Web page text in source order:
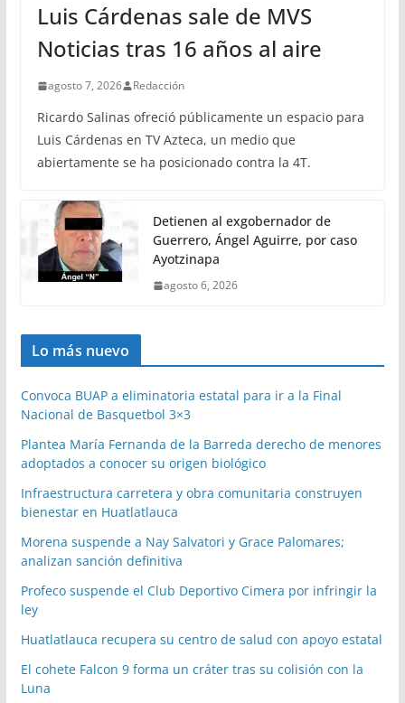
Luis Cárdenas sale de MVS
Noticias tras 16 años al aire
agosto 7, 2026 Redacción
Ricardo Salinas ofreció públicamente un espacio para
Luis Cárdenas en TV Azteca, un medio que
abiertamente se ha posicionado contra la 4T.
Detienen al exgobernador de
Guerrero, Ángel Aguirre, por caso
Ayotzinapa
agosto 6, 2026
Lo más nuevo
Convoca BUAP a eliminatoria estatal para ir a la Final
Nacional de Basquetbol 3×3
Plantea María Fernanda de la Barreda derecho de menores
adoptados a conocer su origen biológico
Infraestructura carretera y obra comunitaria construyen
bienestar en Huatlatlauca
Morena suspende a Nay Salvatori y Grace Palomares;
analizan sanción definitiva
Profeco suspende el Club Deportivo Cimera por infringir la
ley
Huatlatlauca recupera su centro de salud con apoyo estatal
El cohete Falcon 9 forma un cráter tras su colisión con la
Luna